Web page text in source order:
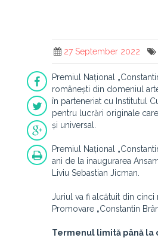
27 September 2022
Premiul Național
românești din domeniul
în parteneriat cu Institutul
pentru lucrări originale
și universal.
Premiul Național
ani de la inaugurarea
Liviu Sebastian Jicman.
Juriul va fi alcătuit din
Promovare „Constantin
Termenul limită până la